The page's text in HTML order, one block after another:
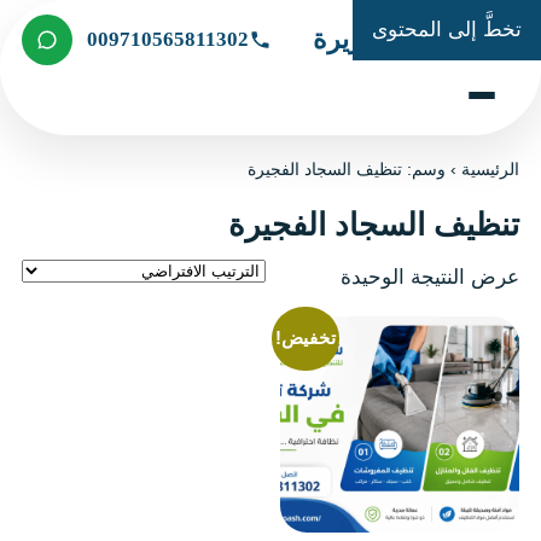
تخطَّ إلى المحتوى
شركة الجزيرة 009710565811302
الرئيسية ›وسم: تنظيف السجاد الفجيرة
تنظيف السجاد الفجيرة
عرض النتيجة الوحيدة
تخفيض!